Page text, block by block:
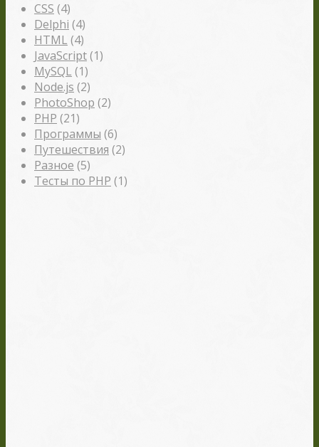
CSS (4)
Delphi (4)
HTML (4)
JavaScript(1)
MySQL (1)
Node.js (2)
PhotoShop (2)
PHP (21)
Программы (6)
Путешествия (2)
Разное (5)
Тесты по PHP (1)